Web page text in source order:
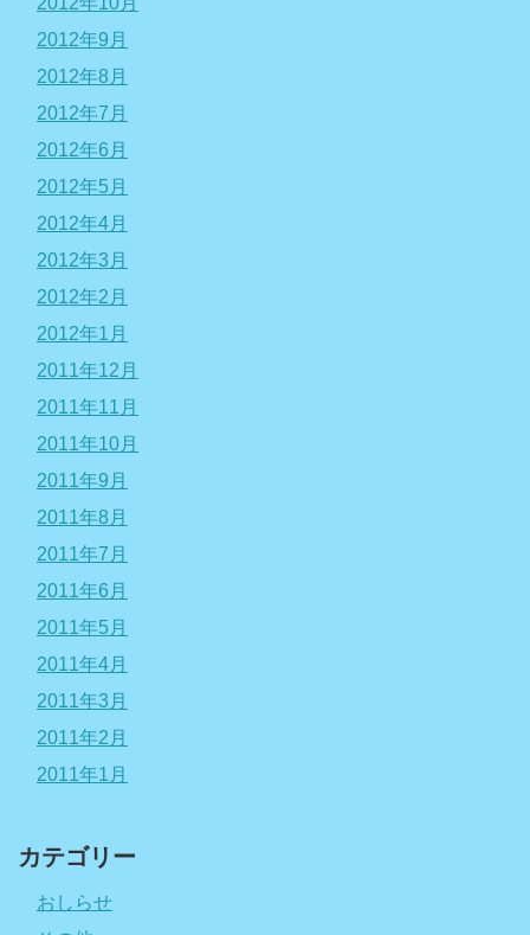
2012年9月
2012年8月
2012年7月
2012年6月
2012年5月
2012年4月
2012年3月
2012年2月
2012年1月
2011年12月
2011年11月
2011年10月
2011年9月
2011年8月
2011年7月
2011年6月
2011年5月
2011年4月
2011年3月
2011年2月
2011年1月
カテゴリー
おしらせ